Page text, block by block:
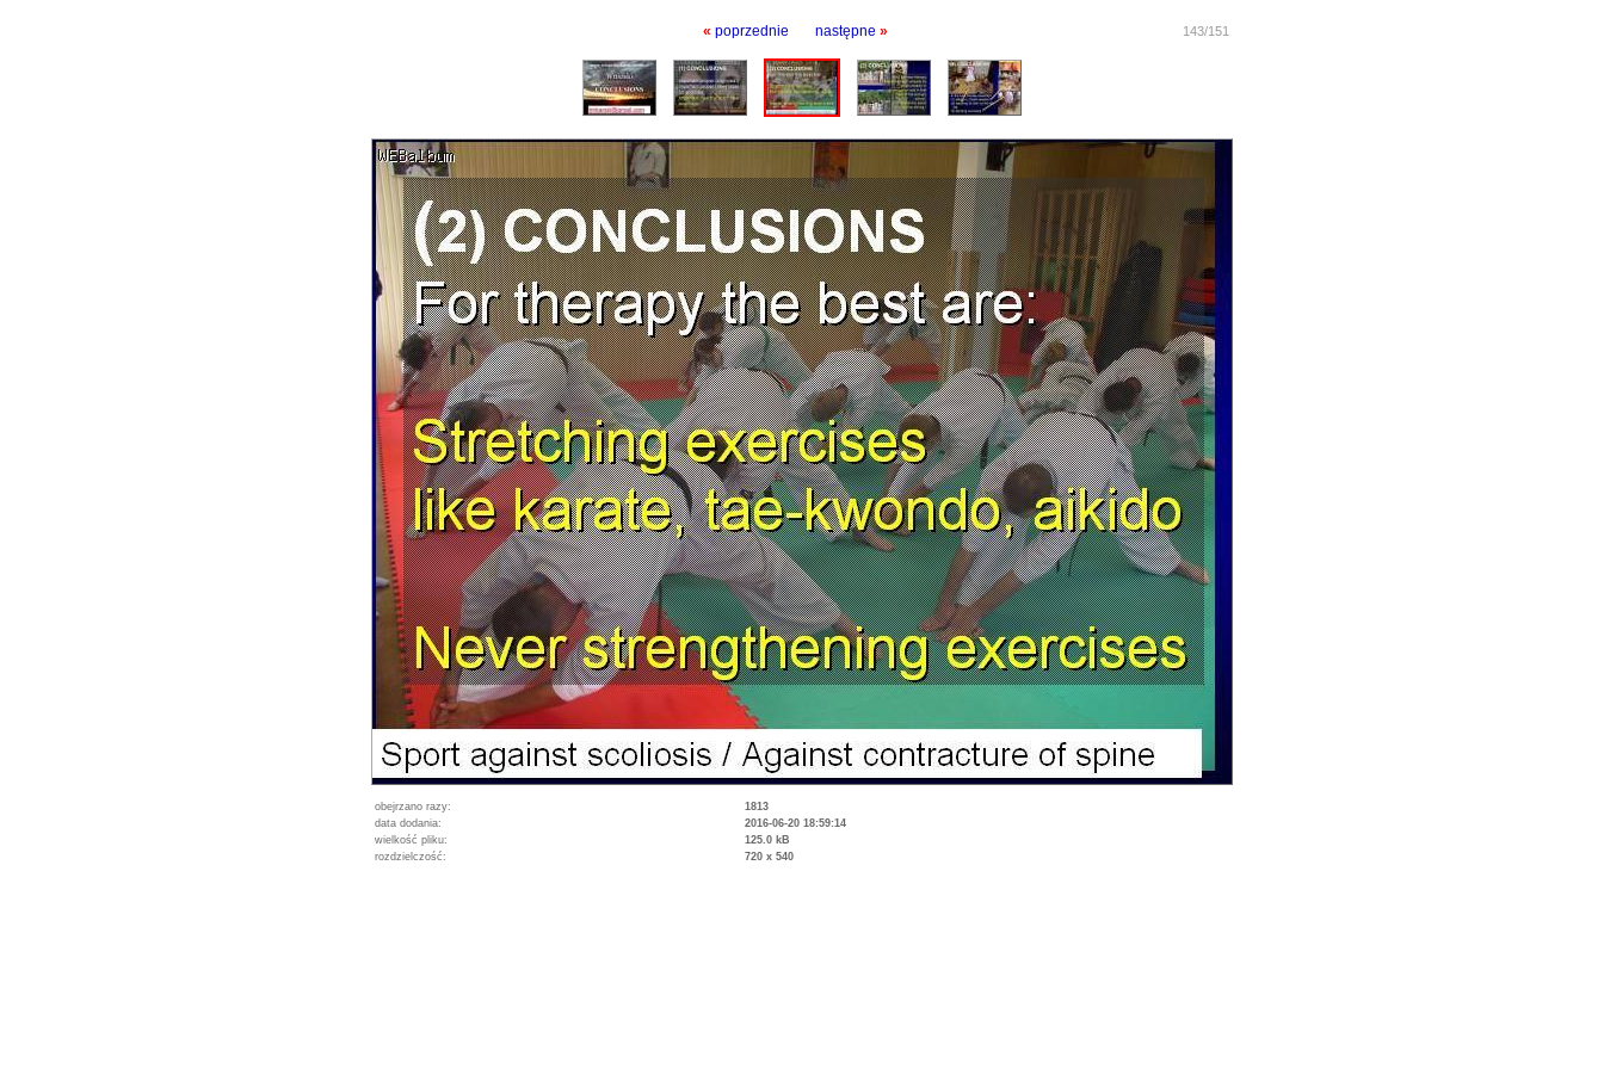
« poprzednie następne » 143/151
obejrzano razy:
1813
data dodania:
2016-06-20 18:59:14
wielkość pliku:
125.0 kB
rozdzielczość:
720 x 540